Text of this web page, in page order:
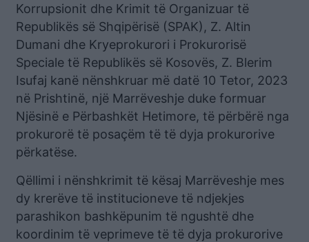
Korrupsionit dhe Krimit të Organizuar të
Republikës së Shqipërisë (SPAK), Z. Altin
Dumani dhe Kryeprokurori i Prokurorisë
Speciale të Republikës së Kosovës, Z. Blerim
Isufaj kanë nënshkruar më datë 10 Tetor, 2023
në Prishtinë, një Marrëveshje duke formuar
Njësinë e Përbashkët Hetimore, të përbërë nga
prokurorë të posaçëm të të dyja prokurorive
përkatëse.
Qëllimi i nënshkrimit të kësaj Marrëveshje mes
dy krerëve të institucioneve të ndjekjes
parashikon bashkëpunim të ngushtë dhe
koordinim të veprimeve të të dyja prokurorive